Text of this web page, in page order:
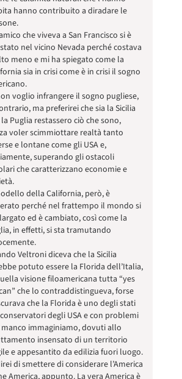
hanno contribuito a diradare le
che viveva a San Francisco si è
nel vicino Nevada perché costava
meno e mi ha spiegato come la
sia in crisi come è in crisi il sogno
voglio infrangere il sogno pugliese,
ma preferirei che sia la Sicilia
Puglia restassero ciò che sono,
voler scimmiottare realtà tanto
e lontane come gli USA e,
superando gli ostacoli
che caratterizzano economie e
della California, però, è
perché nel frattempo il mondo si
ed è cambiato, così come la
in effetti, si sta tramutando
Veltroni diceva che la Sicilia
potuto essere la Florida dell’Italia,
visione filoamericana tutta “yes
che lo contraddistingueva, forse
che la Florida è uno degli stati
degli USA e con problemi
manco immaginiamo, dovuti allo
insensato di un territorio
e appesantito da edilizia fuori luogo.
di smettere di considerare l’America
America, appunto. La vera America è